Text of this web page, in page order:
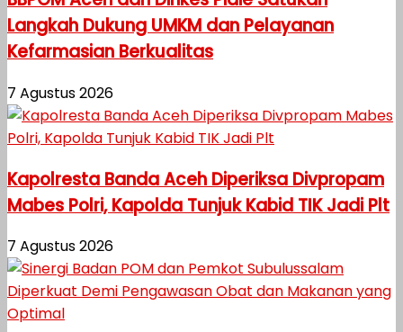
Langkah Dukung UMKM dan Pelayanan
Kefarmasian Berkualitas
7 Agustus 2026
Kapolresta Banda Aceh Diperiksa Divpropam
Mabes Polri, Kapolda Tunjuk Kabid TIK Jadi Plt
7 Agustus 2026